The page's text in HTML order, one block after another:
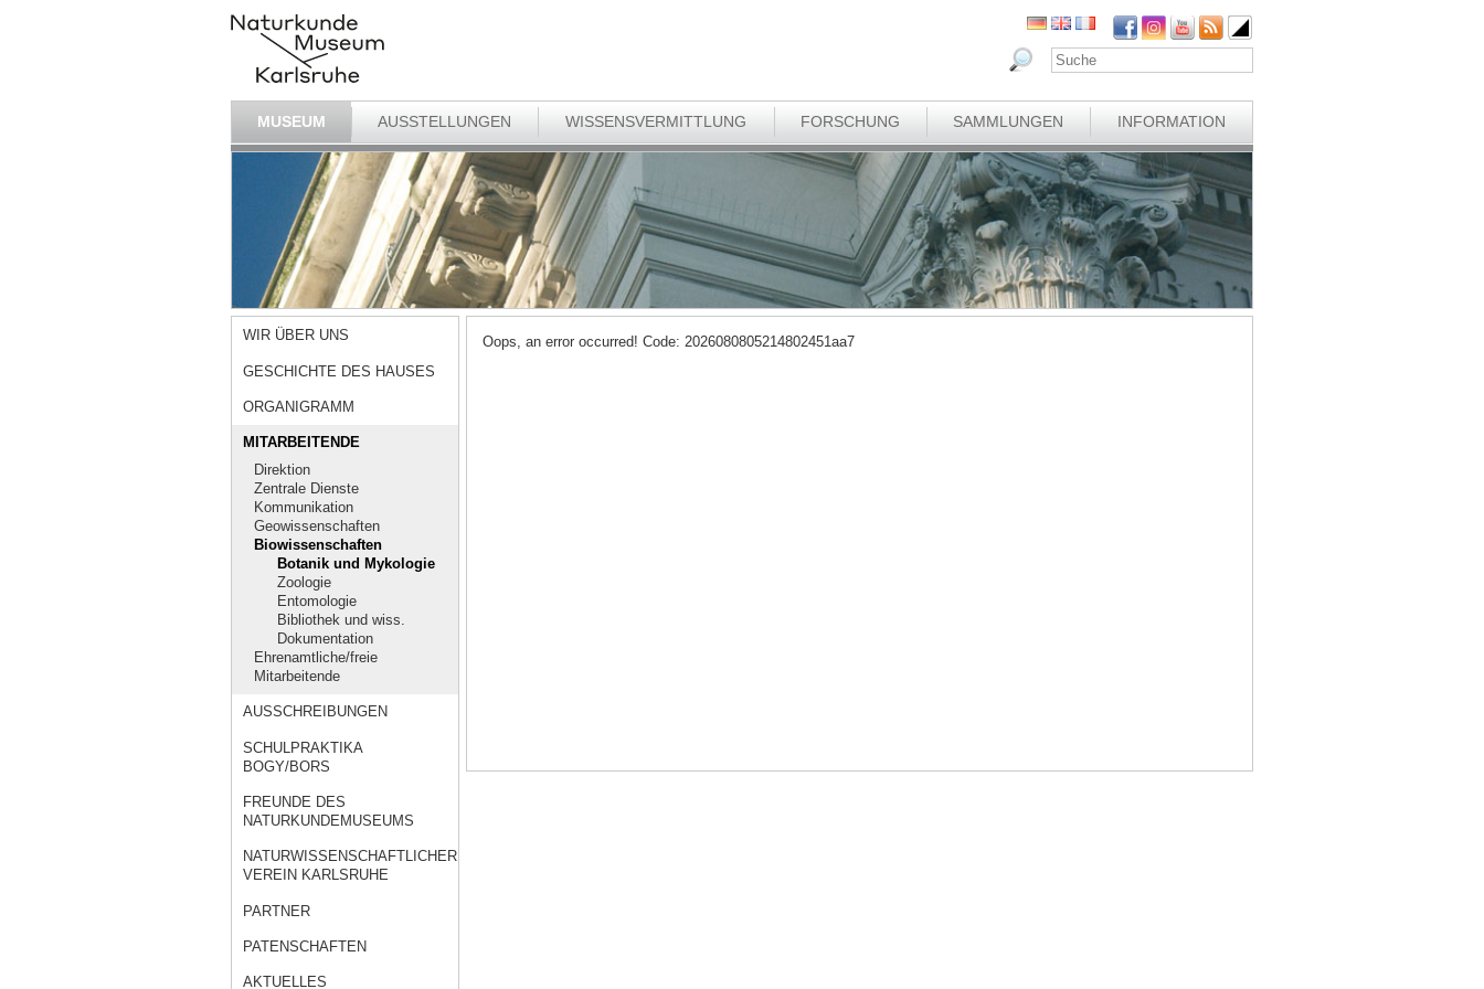
MUSEUM AUSSTELLUNGEN WISSENSVERMITTLUNG FORSCHUNG SAMMLUNGEN INFORMATION
WIR ÜBER UNS
GESCHICHTE DES HAUSES
ORGANIGRAMM
MITARBEITENDE
Direktion
Zentrale Dienste
Kommunikation
Geowissenschaften
Biowissenschaften
Botanik und Mykologie
Zoologie
Entomologie
Bibliothek und wiss.
Dokumentation
Ehrenamtliche/freie
Mitarbeitende
AUSSCHREIBUNGEN
SCHULPRAKTIKA
BOGY/BORS
FREUNDE DES
NATURKUNDEMUSEUMS
NATURWISSENSCHAFTLICHER
VEREIN KARLSRUHE
PARTNER
PATENSCHAFTEN
AKTUELLES
Oops, an error occurred! Code: 2026080805214802451aa7